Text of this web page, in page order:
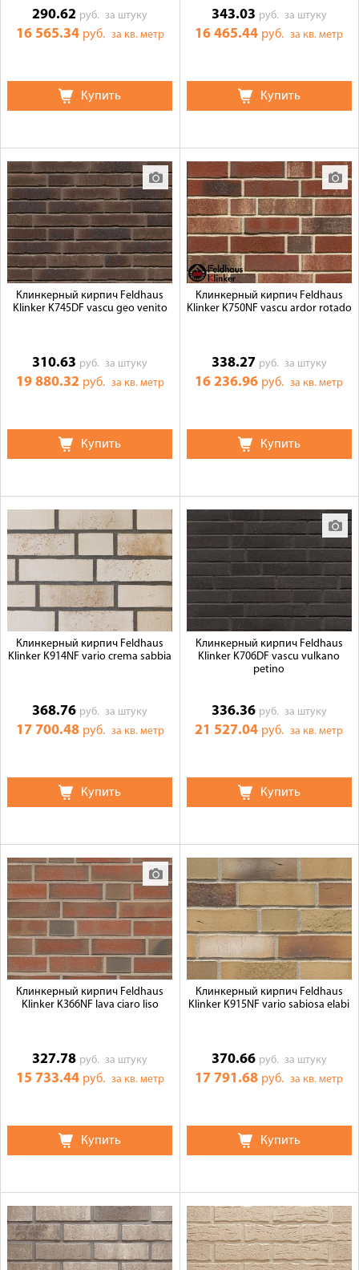
290.62 руб.за штуку
16 565.34 руб. за кв. метр
Купить
343.03 руб. за штуку
16 465.44 руб.за кв. метр
Купить
Клинкерный кирпич Feldhaus
Klinker K745DF vascu geo venito
310.63 руб.за штуку
19 880.32 руб. за кв. метр
Купить
Клинкерный кирпич Feldhaus
Klinker K750NF vascu ardor rotado
338.27 руб. за штуку
16 236.96 руб.за кв. метр
Купить
Клинкерный кирпич Feldhaus
Klinker K914NF vario crema sabbia
368.76 руб.за штуку
17 700.48 руб. за кв. метр
Купить
Клинкерный кирпич Feldhaus
Klinker K706DF vascu vulkano
petino
336.36 руб. за штуку
21 527.04 руб.за кв. метр
Купить
Клинкерный кирпич Feldhaus
Klinker K366NF lava ciaro liso
327.78 руб.за штуку
15 733.44 руб. за кв. метр
Купить
Клинкерный кирпич Feldhaus
Klinker K915NF vario sabiosa elabi
370.66 руб. за штуку
17 791.68 руб.за кв. метр
Купить